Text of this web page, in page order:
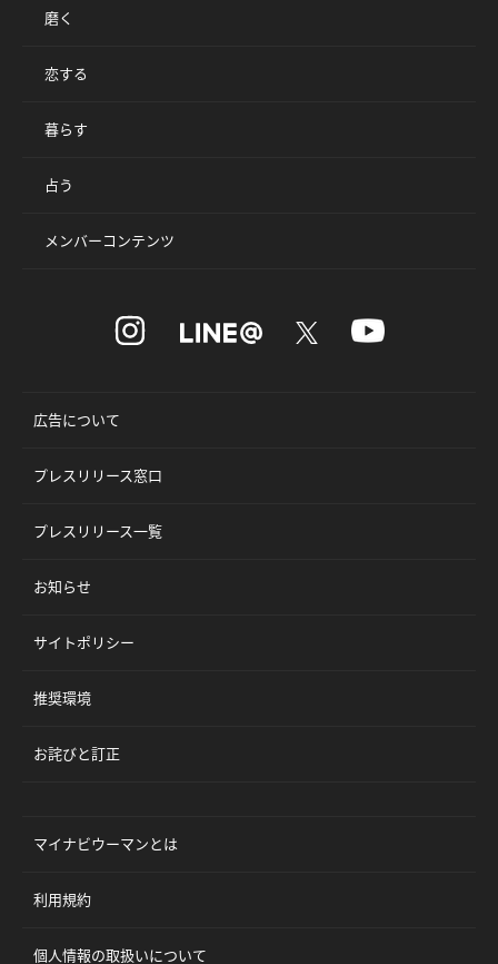
磨く
恋する
暮らす
占う
メンバーコンテンツ
広告について
プレスリリース窓口
プレスリリース一覧
お知らせ
サイトポリシー
推奨環境
お詫びと訂正
マイナビウーマンとは
利用規約
個人情報の取扱いについて